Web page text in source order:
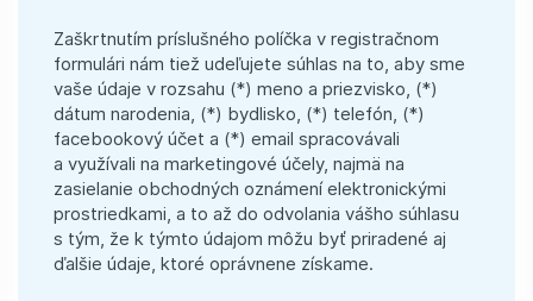
Zaškrtnutím príslušného políčka v registračnom
formulári nám tiež udeľujete súhlas na to, aby sme
vaše údaje v rozsahu (*) meno a priezvisko, (*)
dátum narodenia, (*) bydlisko, (*) telefón, (*)
facebookový účet a (*) email spracovávali
a využívali na marketingové účely, najmä na
zasielanie obchodných oznámení elektronickými
prostriedkami, a to až do odvolania vášho súhlasu
s tým, že k týmto údajom môžu byť priradené aj
ďalšie údaje, ktoré oprávnene získame.